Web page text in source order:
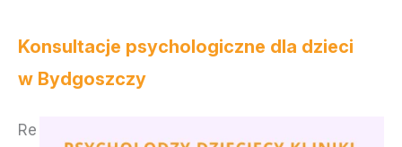
Konsultacje psychologiczne dla dzieci
w Bydgoszczy
Re